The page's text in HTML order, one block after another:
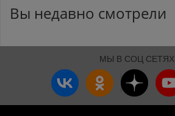
Вы недавно смотрели
МЫ В СОЦ СЕТЯХ